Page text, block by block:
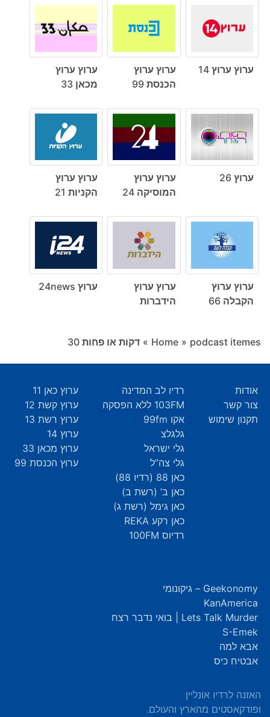
ערוץ ערוץ 14
ערוץ ערוץ
הכנסת 99
ערוץ ערוץ
מכאן 33
ערוץ 26
ערוץ ערוץ
המוסיקה 24
ערוץ ערוץ
הקניות 21
ערוץ ערוץ
הקבלה 66
ערוץ ערוץ
הידברות
ערוץ 24news
Home » podcast itemes
» דקות או פחות ‎30
אודות
צור קשר
תקנון שימוש
רדיו לב המדינה
103FM ללא הפסקה
אקו 99fm
גלגלצ
גלי ישראל
גלי צה”ל
כאן 88 (רדיו 88)
כאן ב’ (רשת ב)
כאן גימל (רשת ג)
כאן רקע REKA
רדיוס 100FM
ערוץ כאן 11
ערוץ קשת 12
ערוץ רשת 13
ערוץ 14
ערוץ מכאן 33
ערוץ הכנסת 99
Geekonomy – גיקונומי
KanAmerica
Lets Talk Murder | בואי נדבר רצח
S-Emek
אבא למה
אבטיח כיס
האזנה לרדיו אונליין
ופודקאסטים מהארץ והעולם.